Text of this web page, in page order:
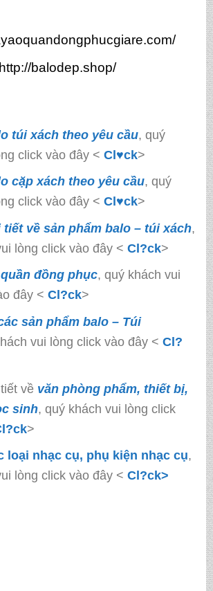
http://balodep.shop/
túi xách theo yêu cầu, quý
click vào đây < Cl♥ck>
cặp xách theo yêu cầu, quý
click vào đây < Cl♥ck>
tiết về sản phẩm balo – túi xách,
lòng click vào đây < Cl?ck>
đồng phục, quý khách vui
đây < Cl?ck>
sản phẩm balo – Túi
vui lòng click vào đây < Cl?
về văn phòng phẩm, thiết bị,
sinh, quý khách vui lòng click
>
loại nhạc cụ, phụ kiện nhạc cụ,
lòng click vào đây < Cl?ck>